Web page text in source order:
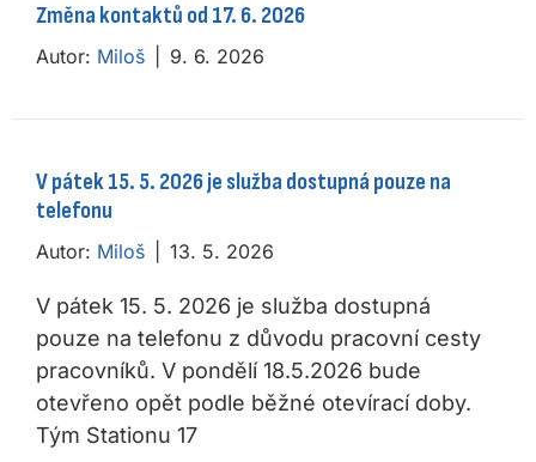
Změna kontaktů od 17. 6. 2026
Autor: Miloš 9. 6. 2026
V pátek 15. 5. 2026 je služba dostupná pouze na
telefonu
Autor: Miloš 13. 5. 2026
V pátek 15. 5. 2026 je služba dostupná
pouze na telefonu z důvodu pracovní cesty
pracovníků. V pondělí 18.5.2026 bude
otevřeno opět podle běžné otevírací doby.
Tým Stationu 17